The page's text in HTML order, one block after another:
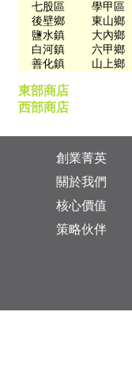
七股區
學甲區
後壁鄉
東山鄉
鹽水鎮
大內鄉
白河鎮
六甲鄉
善化鎮
山上鄉
東部商店
西部商店
創業菁英
關於我們
核心價值
策略伙伴